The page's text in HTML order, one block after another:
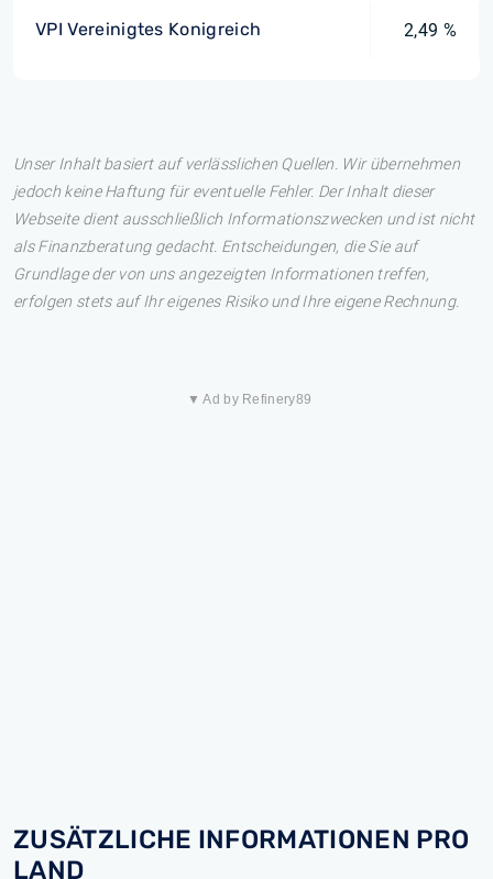
VPI Vereinigtes Konigreich 2,49 %
Unser Inhalt basiert auf verlässlichen Quellen. Wir übernehmen
jedoch keine Haftung für eventuelle Fehler. Der Inhalt dieser
Webseite dient ausschließlich Informationszwecken und ist nicht
als Finanzberatung gedacht. Entscheidungen, die Sie auf
Grundlage der von uns angezeigten Informationen treffen,
erfolgen stets auf Ihr eigenes Risiko und Ihre eigene Rechnung.
▼ Ad by Refinery89
ZUSÄTZLICHE INFORMATIONEN PRO
LAND